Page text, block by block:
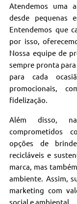
Atendemos uma
desde pequenas
Entendemos que
por isso,
Nossa equipe de
sempre pronta
para cada
promocionais,
fidelização.
Além disso, na
comprometidos
opções de
recicláveis e
marca, mas
ambiente. Assim,
marketing com
social e ambiental.